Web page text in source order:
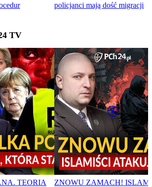
policjanci mają dość migracji
TV
TEORIA
ZNOWU ZAMACH!